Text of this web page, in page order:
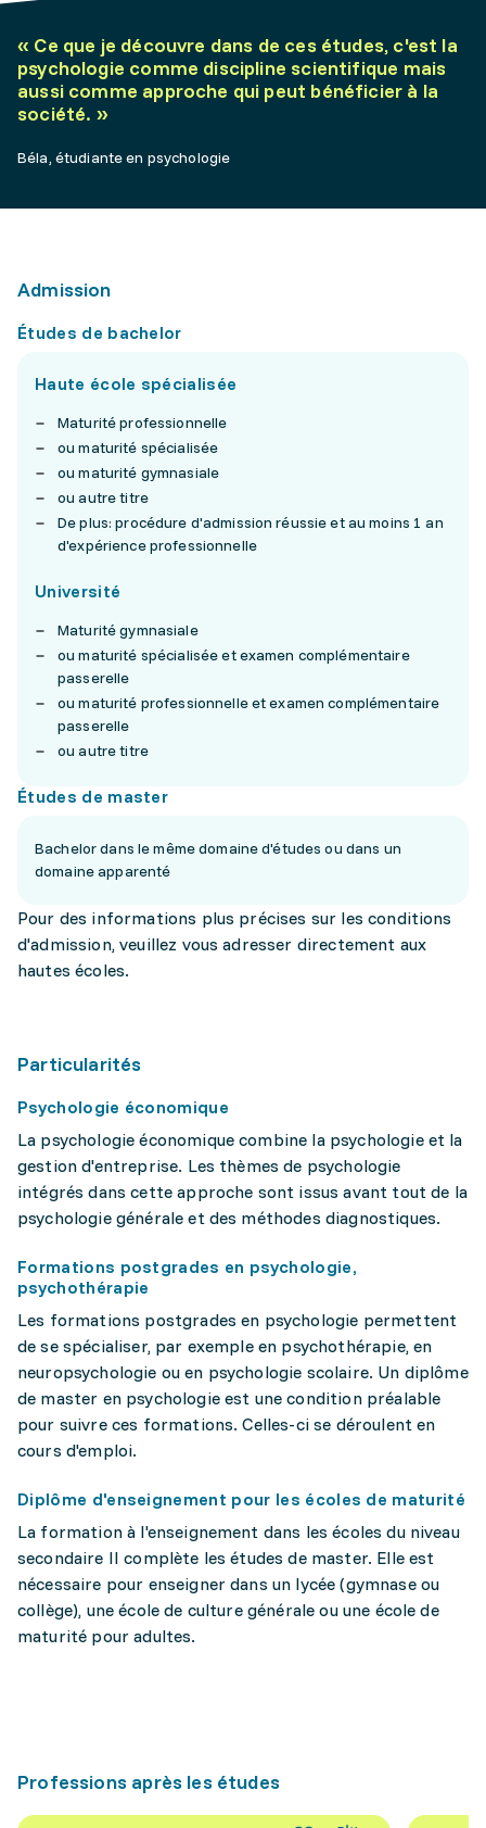
« Ce que je découvre dans de ces études, c'est la
psychologie comme discipline scientifique mais
aussi comme approche qui peut bénéficier à la
société. »
Béla, étudiante en psychologie
Admission
Études de bachelor
Haute école spécialisée
Maturité professionnelle
ou maturité spécialisée
ou maturité gymnasiale
ou autre titre
De plus: procédure d'admission réussie et au moins 1 an
d'expérience professionnelle
Université
Maturité gymnasiale
ou maturité spécialisée et examen complémentaire
passerelle
ou maturité professionnelle et examen complémentaire
passerelle
ou autre titre
Études de master
Bachelor dans le même domaine d'études ou dans un
domaine apparenté
Pour des informations plus précises sur les conditions
d'admission, veuillez vous adresser directement aux
hautes écoles.
Particularités
Psychologie économique
La psychologie économique combine la psychologie et la
gestion d'entreprise. Les thèmes de psychologie
intégrés dans cette approche sont issus avant tout de la
psychologie générale et des méthodes diagnostiques.
Formations postgrades en psychologie,
psychothérapie
Les formations postgrades en psychologie permettent
de se spécialiser, par exemple en psychothérapie, en
neuropsychologie ou en psychologie scolaire. Un diplôme
de master en psychologie est une condition préalable
pour suivre ces formations. Celles-ci se déroulent en
cours d'emploi.
Diplôme d'enseignement pour les écoles de maturité
La formation à l'enseignement dans les écoles du niveau
secondaire II complète les études de master. Elle est
nécessaire pour enseigner dans un lycée (gymnase ou
collège), une école de culture générale ou une école de
maturité pour adultes.
Professions après les études